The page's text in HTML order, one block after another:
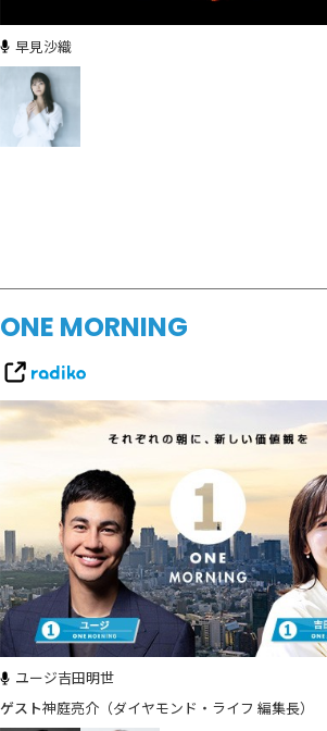
早見沙織
ONE MORNING
ユージ吉田明世
神庭亮介（ダイヤモンド・ライフ 編集長）